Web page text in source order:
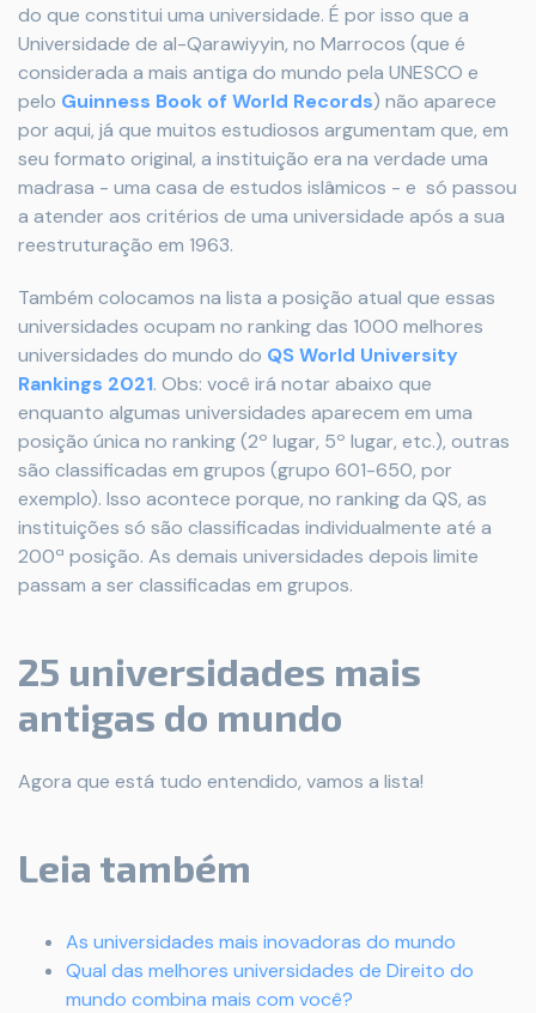
do que constitui uma universidade. É por isso que a
Universidade de al-Qarawiyyin, no Marrocos (que é
considerada a mais antiga do mundo pela UNESCO e
pelo Guinness Book of World Records) não aparece
por aqui, já que muitos estudiosos argumentam que, em
seu formato original, a instituição era na verdade uma
madrasa - uma casa de estudos islâmicos - e só passou
a atender aos critérios de uma universidade após a sua
reestruturação em 1963.
Também colocamos na lista a posição atual que essas
universidades ocupam no ranking das 1000 melhores
universidades do mundo do QS World University
Rankings 2021. Obs: você irá notar abaixo que
enquanto algumas universidades aparecem em uma
posição única no ranking (2º lugar, 5º lugar, etc.), outras
são classificadas em grupos (grupo 601-650, por
exemplo). Isso acontece porque, no ranking da QS, as
instituições só são classificadas individualmente até a
200ª posição. As demais universidades depois limite
passam a ser classificadas em grupos.
25 universidades mais
antigas do mundo
Agora que está tudo entendido, vamos a lista!
Leia também
As universidades mais inovadoras do mundo
Qual das melhores universidades de Direito do
mundo combina mais com você?